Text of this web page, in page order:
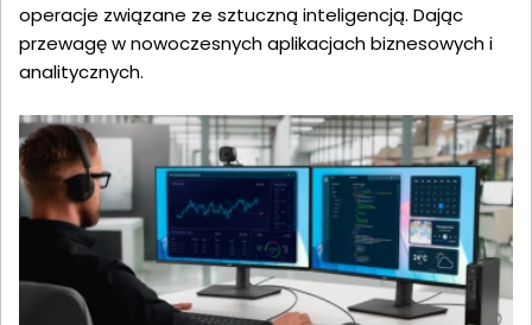
operacje związane ze sztuczną inteligencją. Dając
przewagę w nowoczesnych aplikacjach biznesowych i
analitycznych.